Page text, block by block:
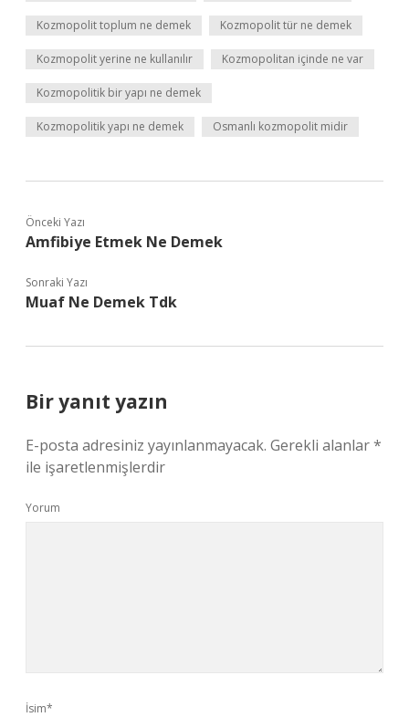
Kozmopolit toplum ne demek Kozmopolit tür ne demek
Kozmopolit yerine ne kullanılır Kozmopolitan içinde ne var
Kozmopolitik bir yapı ne demek
Kozmopolitik yapı ne demek Osmanlı kozmopolit midir
Önceki Yazı
Amfibiye Etmek Ne Demek
Sonraki Yazı
Muaf Ne Demek Tdk
Bir yanıt yazın
E-posta adresiniz yayınlanmayacak. Gerekli alanlar*
ile işaretlenmişlerdir
Yorum
İsim*